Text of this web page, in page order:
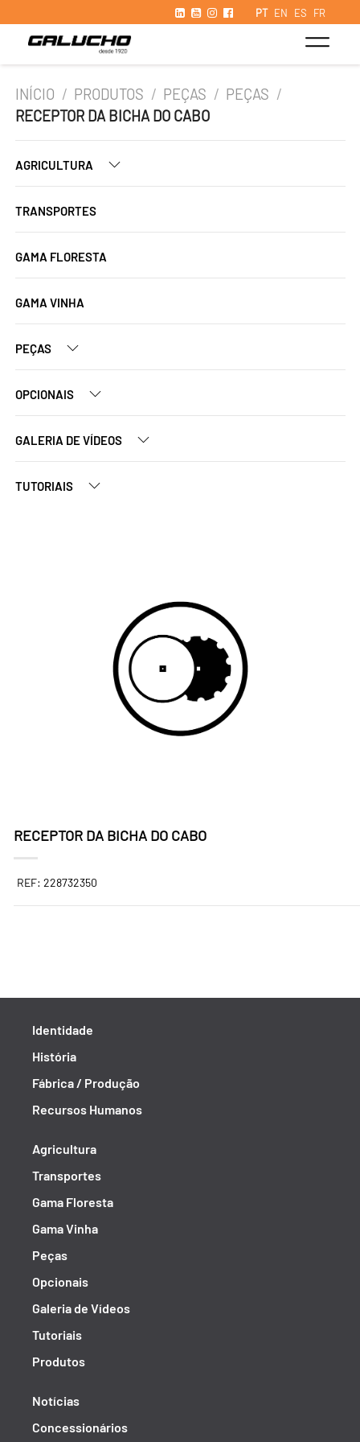
PT EN ES FR
INÍCIO / PRODUTOS / PEÇAS / PEÇAS /
RECEPTOR DA BICHA DO CABO
AGRICULTURA
TRANSPORTES
GAMA FLORESTA
GAMA VINHA
PEÇAS
OPCIONAIS
GALERIA DE VÍDEOS
TUTORIAIS
RECEPTOR DA BICHA DO CABO
REF: 228732350
Identidade
História
Fábrica / Produção
Recursos Humanos
Agricultura
Transportes
Gama Floresta
Gama Vinha
Peças
Opcionais
Galeria de Vídeos
Tutoriais
Produtos
Notícias
Concessionários